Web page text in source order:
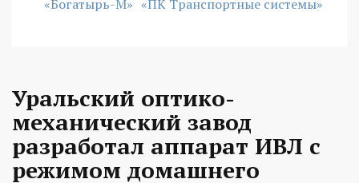
«Богатырь-М» «ПК Транспортные системы»
Уральский оптико-
механический завод
разработал аппарат ИВЛ с
режимом домашнего